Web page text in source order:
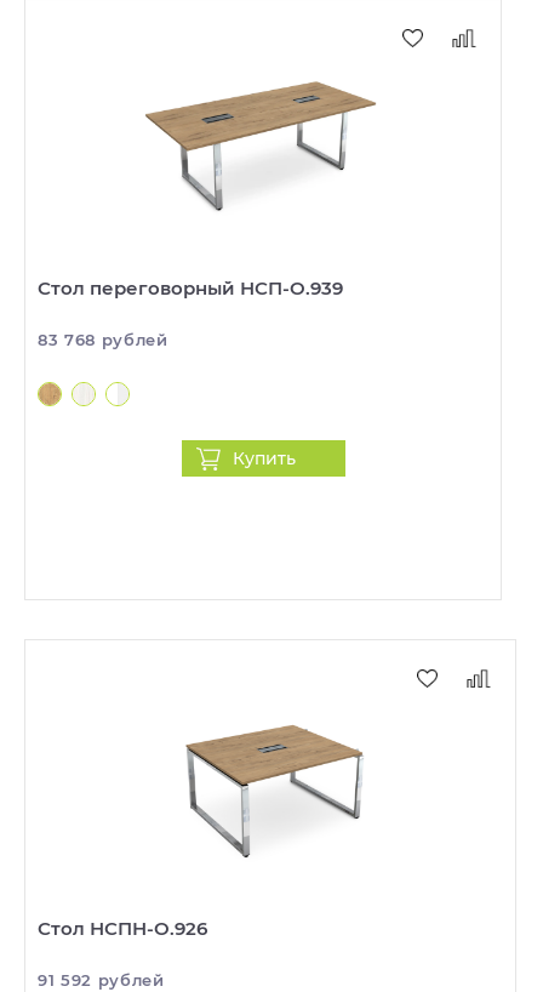
Стол переговорный НСП-О.939
83 768 рублей
Купить
Стол НСПН-О.926
91 592 рублей